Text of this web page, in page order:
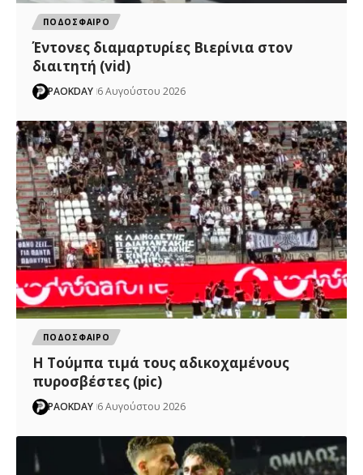
ΠΟΔΟΣΦΑΙΡΟ
Έντονες διαμαρτυρίες Βιερίνια στον
διαιτητή (vid)
PAOKDAY 6 Αυγούστου 2026
ΠΟΔΟΣΦΑΙΡΟ
H Tούμπα τιμά τους αδικοχαμένους
πυροσβέστες (pic)
PAOKDAY 6 Αυγούστου 2026